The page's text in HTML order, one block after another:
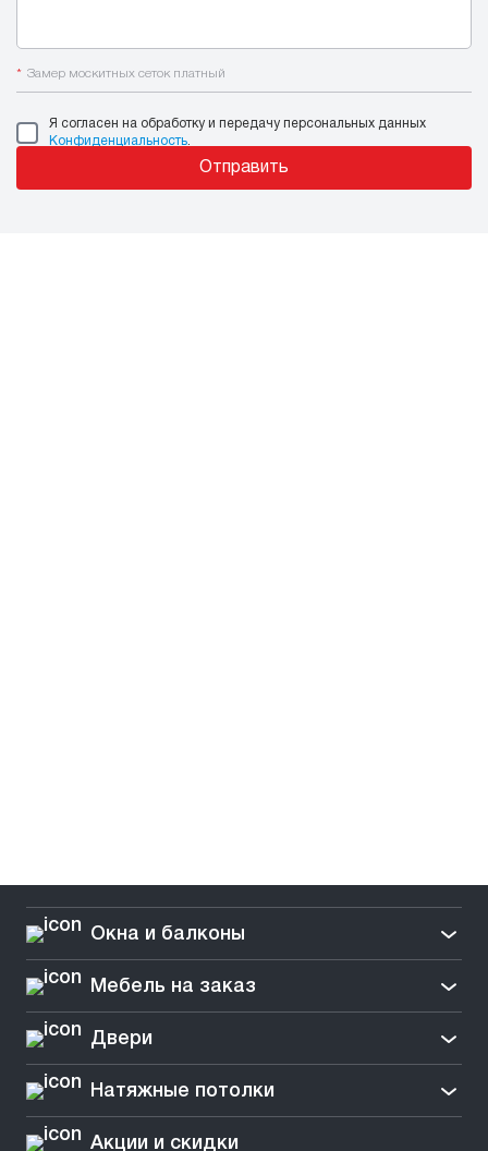
* Замер москитных сеток платный
Я согласен на обработку и передачу персональных данных
Конфиденциальность
Отправить
Окна и балконы
Мебель на заказ
Двери
Натяжные потолки
Акции и скидки